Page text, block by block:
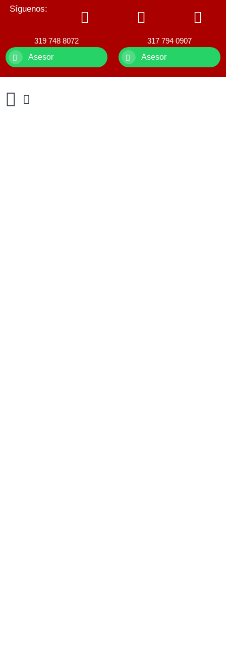
Síguenos:
319 748 8072
Asesor
317 794 0907
Asesor